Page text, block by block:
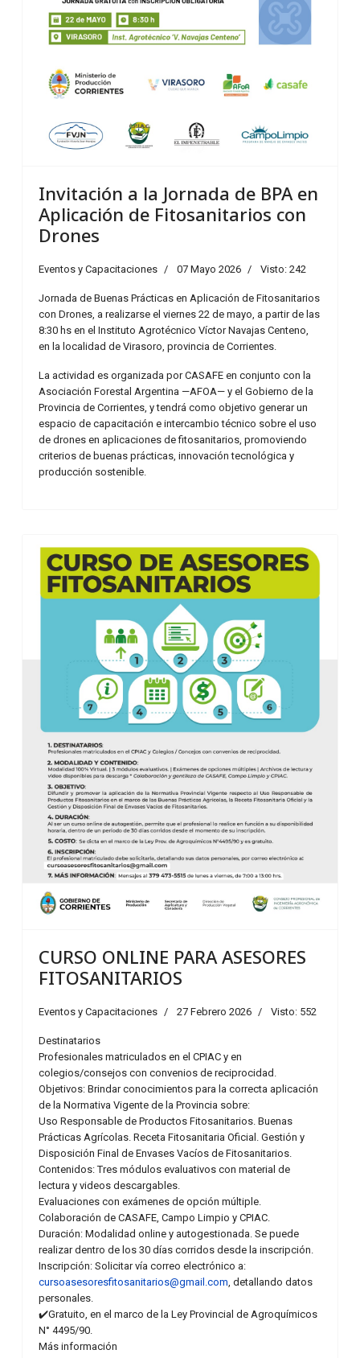
Invitación a la Jornada de BPA en
Aplicación de Fitosanitarios con
Drones
Eventos y Capacitaciones 07 Mayo 2026 Visto: 242
Jornada de Buenas Prácticas en Aplicación de Fitosanitarios
con Drones, a realizarse el viernes 22 de mayo, a partir de las
8:30 hs en el Instituto Agrotécnico Víctor Navajas Centeno,
en la localidad de Virasoro, provincia de Corrientes.
La actividad es organizada por CASAFE en conjunto con la
Asociación Forestal Argentina —AFOA— y el Gobierno de la
Provincia de Corrientes, y tendrá como objetivo generar un
espacio de capacitación e intercambio técnico sobre el uso
de drones en aplicaciones de fitosanitarios, promoviendo
criterios de buenas prácticas, innovación tecnológica y
producción sostenible.
CURSO ONLINE PARA ASESORES
FITOSANITARIOS
Eventos y Capacitaciones 27 Febrero 2026 Visto: 552
Destinatarios
Profesionales matriculados en el CPIAC y en
colegios/consejos con convenios de reciprocidad.
Objetivos: Brindar conocimientos para la correcta aplicación
de la Normativa Vigente de la Provincia sobre:
Uso Responsable de Productos Fitosanitarios. Buenas
Prácticas Agrícolas. Receta Fitosanitaria Oficial. Gestión y
Disposición Final de Envases Vacíos de Fitosanitarios.
Contenidos: Tres módulos evaluativos con material de
lectura y videos descargables.
Evaluaciones con exámenes de opción múltiple.
Colaboración de CASAFE, Campo Limpio y CPIAC.
Duración: Modalidad online y autogestionada. Se puede
realizar dentro de los 30 días corridos desde la inscripción.
Inscripción: Solicitar vía correo electrónico a:
cursoasesoresfitosanitarios@gmail.com , detallando datos
personales.
✔️Gratuito, en el marco de la Ley Provincial de Agroquímicos
N° 4495/90.
Más información